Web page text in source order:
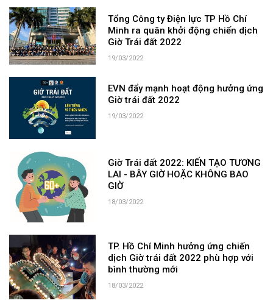
Tổng Công ty Điện lực TP Hồ Chí
Minh ra quân khởi động chiến dịch
Giờ Trái đất 2022
19/03/2022
EVN đẩy mạnh hoạt động hưởng ứng
Giờ trái đất 2022
19/03/2022
Giờ Trái đất 2022: KIẾN TẠO TƯƠNG
LAI - BÂY GIỜ HOẶC KHÔNG BAO
GIỜ
18/03/2022
TP. Hồ Chí Minh hưởng ứng chiến
dịch Giờ trái đất 2022 phù hợp với
bình thường mới
18/03/2022